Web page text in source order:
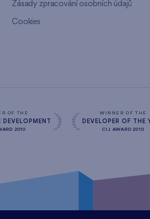
Zásady zpracování osobních údajů
Cookies
OF THE
DEVELOPMENT
2010
WINNER OF THE
DEVELOPER OF THE
CIJ AWARD 2010